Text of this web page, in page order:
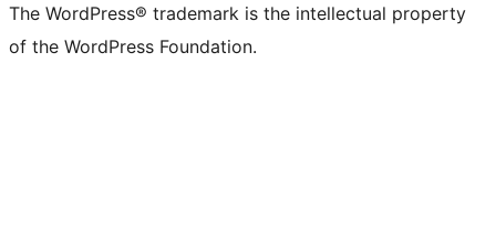
The WordPress® trademark is the intellectual property
of the WordPress Foundation.